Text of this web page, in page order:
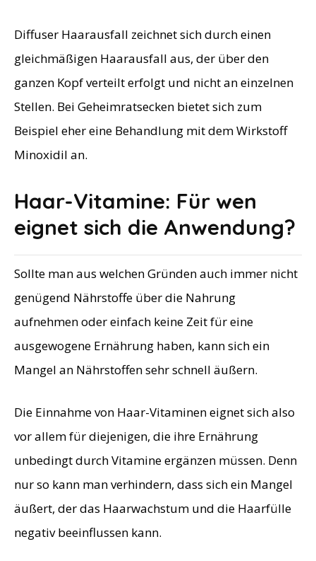
Diffuser Haarausfall zeichnet sich durch einen
gleichmäßigen Haarausfall aus, der über den
ganzen Kopf verteilt erfolgt und nicht an einzelnen
Stellen. Bei Geheimratsecken bietet sich zum
Beispiel eher eine Behandlung mit dem Wirkstoff
Minoxidil an.
Haar-Vitamine: Für wen
eignet sich die Anwendung?
Sollte man aus welchen Gründen auch immer nicht
genügend Nährstoffe über die Nahrung
aufnehmen oder einfach keine Zeit für eine
ausgewogene Ernährung haben, kann sich ein
Mangel an Nährstoffen sehr schnell äußern.
Die Einnahme von Haar-Vitaminen eignet sich also
vor allem für diejenigen, die ihre Ernährung
unbedingt durch Vitamine ergänzen müssen. Denn
nur so kann man verhindern, dass sich ein Mangel
äußert, der das Haarwachstum und die Haarfülle
negativ beeinflussen kann.